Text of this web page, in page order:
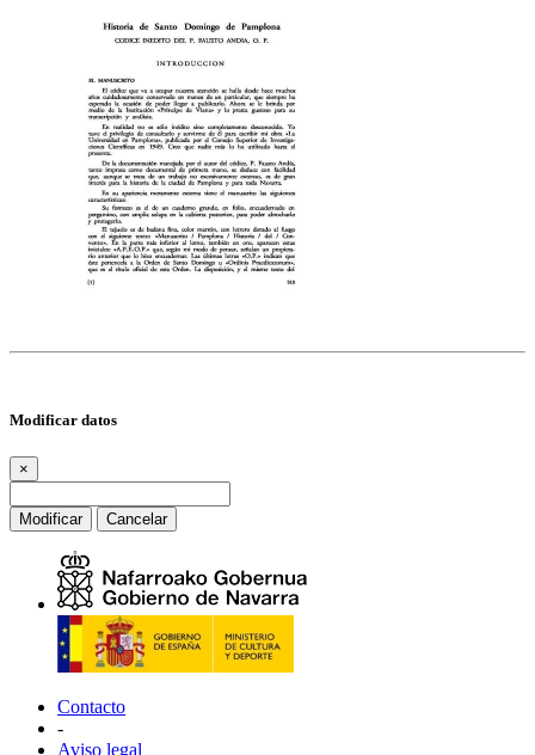
Modificar datos
×
Modificar Cancelar
Contacto
-
Aviso legal